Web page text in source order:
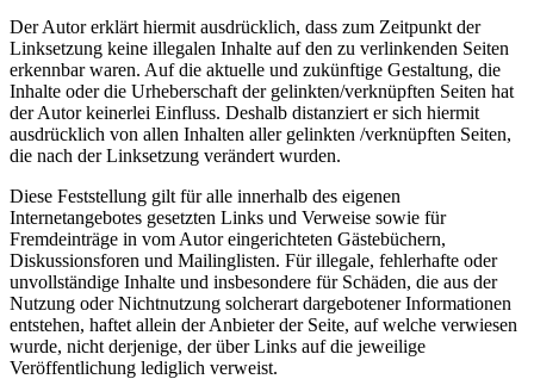
Der Autor erklärt hiermit ausdrücklich, dass zum Zeitpunkt der
Linksetzung keine illegalen Inhalte auf den zu verlinkenden Seiten
erkennbar waren. Auf die aktuelle und zukünftige Gestaltung, die
Inhalte oder die Urheberschaft der gelinkten/verknüpften Seiten hat
der Autor keinerlei Einfluss. Deshalb distanziert er sich hiermit
ausdrücklich von allen Inhalten aller gelinkten /verknüpften Seiten,
die nach der Linksetzung verändert wurden.
Diese Feststellung gilt für alle innerhalb des eigenen
Internetangebotes gesetzten Links und Verweise sowie für
Fremdeinträge in vom Autor eingerichteten Gästebüchern,
Diskussionsforen und Mailinglisten. Für illegale, fehlerhafte oder
unvollständige Inhalte und insbesondere für Schäden, die aus der
Nutzung oder Nichtnutzung solcherart dargebotener Informationen
entstehen, haftet allein der Anbieter der Seite, auf welche verwiesen
wurde, nicht derjenige, der über Links auf die jeweilige
Veröffentlichung lediglich verweist.